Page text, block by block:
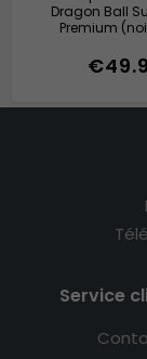
Dragon Ball
Premium
Service